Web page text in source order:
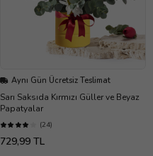
Aynı Gün Ücretsiz Teslimat
Sarı Saksıda Kırmızı Güller ve Beyaz
Papatyalar
(24)
729,99 TL